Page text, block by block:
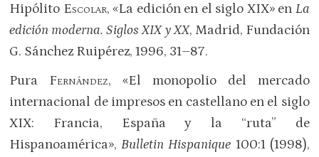
Hipólito Escolar, «La edición en el siglo XIX» en La
edición moderna. SiglosXIXyXX, Madrid, Fundación
G. Sánchez Ruipérez, 1996, 31–87.
Pura Fernández, «El monopolio del mercado
internacional de impresos en castellano en el siglo
XIX: Francia, España y la “ruta” de
Hispanoamérica»,Bulletin Hispanique 100:1 (1998),